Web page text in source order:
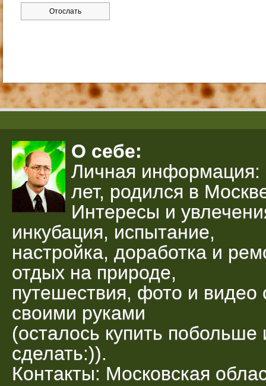
О себе:
Личная информация:
лет, родился в
Интересы и
инкубация, испытание,
настройка, доработка и
отдых на природе,
путешествия, фото и
своими руками
(осталось купить
сделать:)).
Контакты: Московская